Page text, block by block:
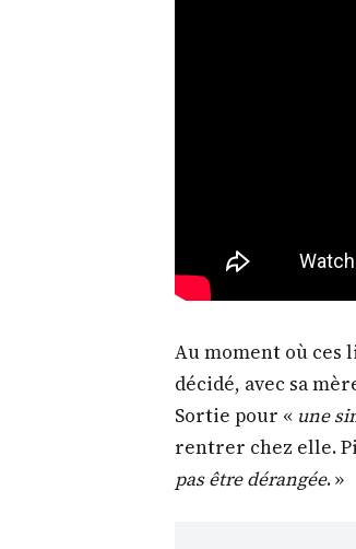
Au moment où ces
décidé, avec sa
Sortie pour « une
rentrer chez elle.
pas être dérangée. »